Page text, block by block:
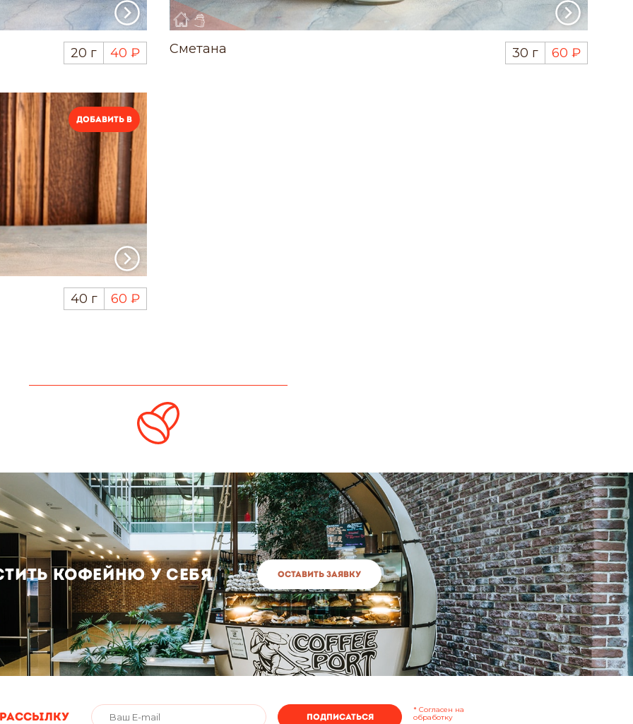
20 г 40 ₽ Сметана 30 г 60 ₽
40 г 60 ₽
Добавить в
кофейню у себя Оставить заявку
Подписаться
* Согласен на
обработку